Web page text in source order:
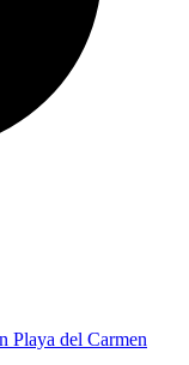
Playa del Carmen